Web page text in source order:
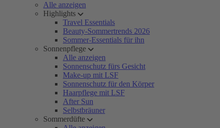
Alle anzeigen
Highlights
Travel Essentials
Beauty-Sommertrends 2026
Sommer-Essentials für ihn
Sonnenpflege
Alle anzeigen
Sonnenschutz fürs Gesicht
Make-up mit LSF
Sonnenschutz für den Körper
Haarpflege mit LSF
After Sun
Selbstbräuner
Sommerdüfte